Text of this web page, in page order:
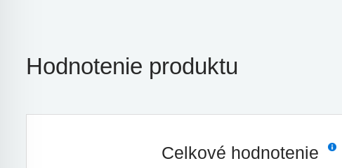
Hodnotenie produktu
Celkové hodnotenie